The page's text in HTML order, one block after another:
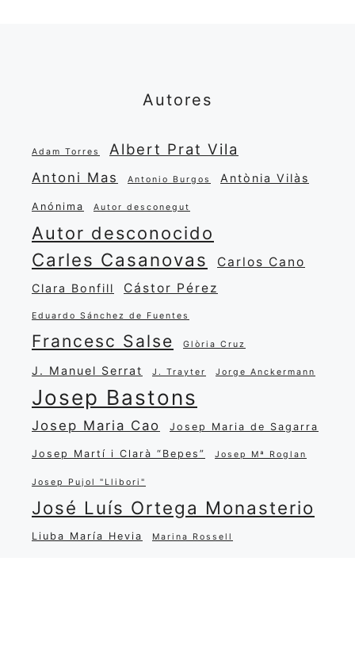
Autores
Adam Torres Albert Prat Vila
Antoni Mas Antonio Burgos Antònia Vilàs
Anónima Autor desconegut
Autor desconocido
Carles Casanovas Carlos Cano
Clara Bonfill Cástor Pérez
Eduardo Sánchez de Fuentes
Francesc Salse Glòria Cruz
J. Manuel Serrat J. Trayter Jorge Anckermann
Josep Bastons
Josep Maria Cao Josep Maria de Sagarra
Josep Martí i Clarà “Bepes” Josep Mª Roglan
Josep Pujol "Llibori"
José Luís Ortega Monasterio
Liuba María Hevia Marina Rossell